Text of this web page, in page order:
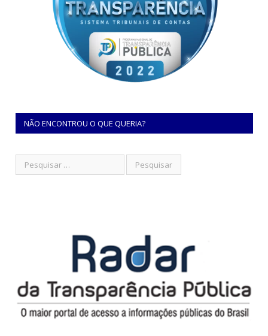
NÃO ENCONTROU O QUE QUERIA?